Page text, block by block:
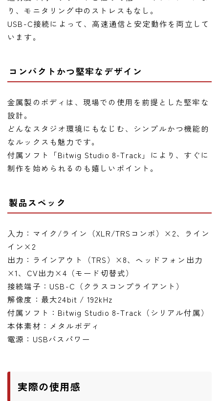
り、モニタリング中のストレスもなし。
USB-C接続によって、高速通信と安定動作を両立して
います。
コンパクトかつ堅牢なデザイン
金属製のボディは、現場での使用を前提とした堅牢な
設計。
どんなスタジオ環境にもなじむ、シンプルかつ機能的
なルックスも魅力です。
付属ソフト「Bitwig Studio 8-Track」により、すぐに
制作を始められるのも嬉しいポイント。
製品スペック
入力：マイク/ライン（XLR/TRSコンボ）×2、ライン
イン×2
出力：ラインアウト（TRS）×8、ヘッドフォン出力
×1、CV出力×4（モード切替式）
接続端子：USB-C（クラスコンプライアント）
解像度：最大24bit / 192kHz
付属ソフト：Bitwig Studio 8-Track（シリアル付属）
本体素材：メタルボディ
電源：USBバスパワー
実際の使用感